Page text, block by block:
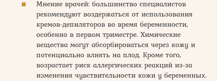
Мнение врачей: большинство специалистов
рекомендуют воздержаться от использования
кремов-депиляторов во время беременности,
особенно в первом триместре. Химические
вещества могут абсорбироваться через кожу и
потенциально влиять на плод. Кроме того,
возрастает риск аллергических реакций из-за
изменения чувствительности кожи у беременных.